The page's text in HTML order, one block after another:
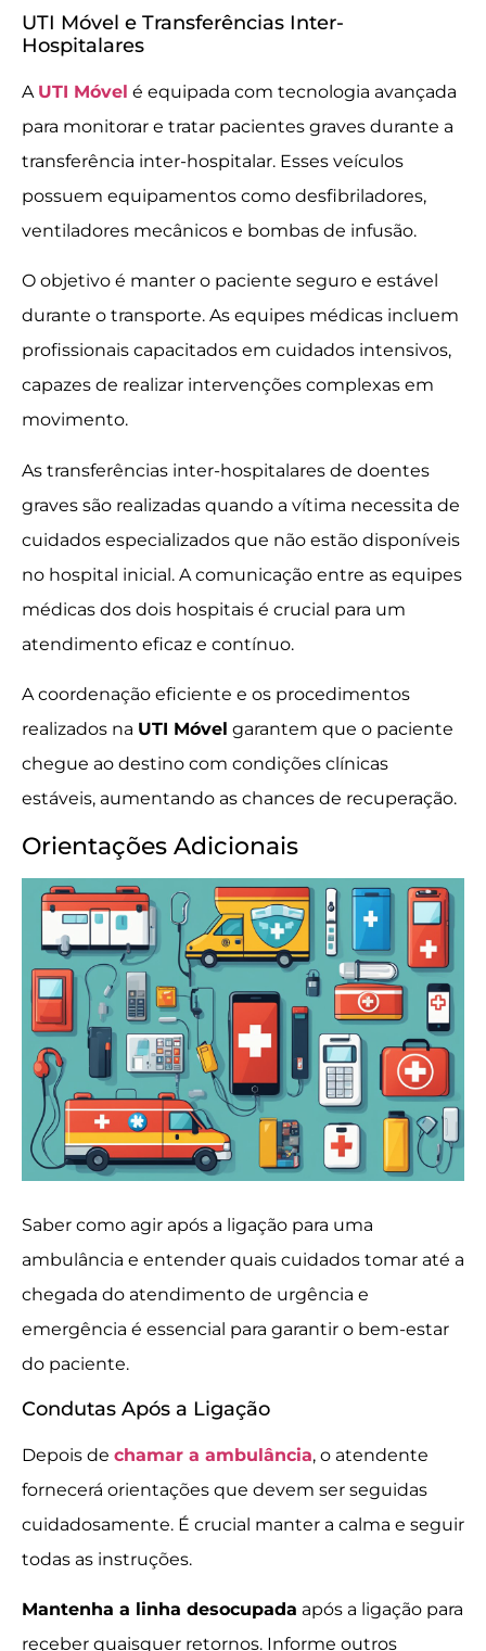
UTI Móvel e Transferências Inter-
Hospitalares
A UTI Móvel é equipada com tecnologia avançada
para monitorar e tratar pacientes graves durante a
transferência inter-hospitalar. Esses veículos
possuem equipamentos como desfibriladores,
ventiladores mecânicos e bombas de infusão.
O objetivo é manter o paciente seguro e estável
durante o transporte. As equipes médicas incluem
profissionais capacitados em cuidados intensivos,
capazes de realizar intervenções complexas em
movimento.
As transferências inter-hospitalares de doentes
graves são realizadas quando a vítima necessita de
cuidados especializados que não estão disponíveis
no hospital inicial. A comunicação entre as equipes
médicas dos dois hospitais é crucial para um
atendimento eficaz e contínuo.
A coordenação eficiente e os procedimentos
realizados na UTI Móvel garantem que o paciente
chegue ao destino com condições clínicas
estáveis, aumentando as chances de recuperação.
Orientações Adicionais
Saber como agir após a ligação para uma
ambulância e entender quais cuidados tomar até a
chegada do atendimento de urgência e
emergência é essencial para garantir o bem-estar
do paciente.
Condutas Após a Ligação
Depois de chamar a ambulância, o atendente
fornecerá orientações que devem ser seguidas
cuidadosamente. É crucial manter a calma e seguir
todas as instruções.
Mantenha a linha desocupada após a ligação para
receber quaisquer retornos. Informe outros